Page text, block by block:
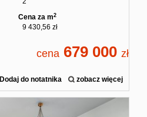
Cena za m2
9 430,56 zł
cena 679 000 zł
Dodaj do notatnika zobacz więcej